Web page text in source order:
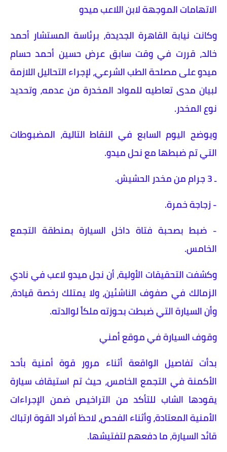
الاتهامات الموجهة لابن اللاعب ميدو
وكانت نيابة القاهرة الجديدة، برئاسة المستشار أحمد
خالد، قررت في وقت سابق عرض حسين أحمد حسام
ميدو على مصلحة الطب الشرعي، لإجراء التحاليل اللازمة
لبيان مدى تعاطيه للمواد المخدرة من عدمه، وتحديد
نوع المخدر.
ويوضح اليوم السابع في النقاط التالية، المضبوطات
التي تم ضبطها مع نحل ميدو.
ـ 3 جرام من مخدر الحشيش.
- زجاجة خمرة.
- ضبط بصحبة فتاة داخل السيارة بمنطقة التجمع
الخامس.
وكشفت التحقيقات الأولية، أن نجل ميدو لاعب في نادي
الزمالك في صفوف الناشئين، ولا يمتلك رخصة قيادة،
وأن السيارة التي ضبطت بحوزته ملكاً لوالدته.
وقوف السيارة في موقع أمني
بدأت تفاصيل الواقعة أثناء مرور قوة أمنية بأحد
الأكمنة في التجمع الخامس، حيث تم استيقاف سيارة
يقودها الشاب للتأكد من التراخيص ضمن الإجراءات
الأمنية المعتادة، وأثناء الفحص، لاحظ أفراد القوة ارتباك
قائد السيارة، ما دفعهم لتفتيشها.